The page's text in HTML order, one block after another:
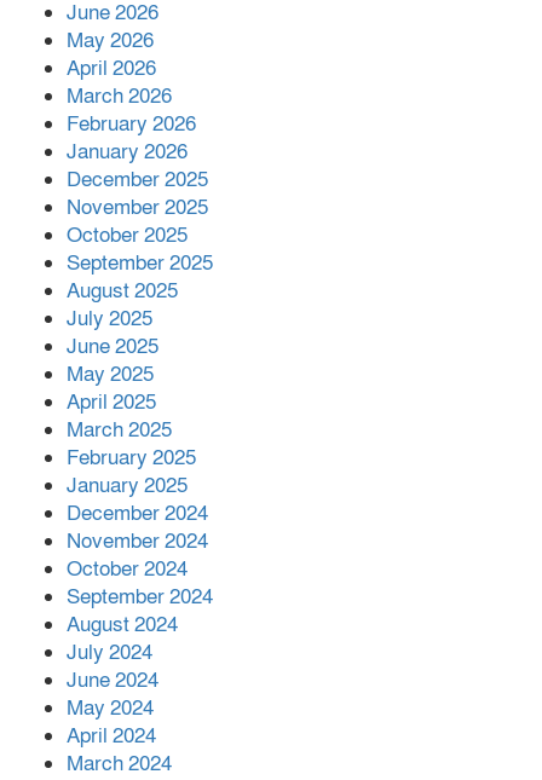
বোরহানউদ্দিনে জমি নিয়ে বিরোধের জেরে
সংঘবদ্ধ হামলার অভিযোগ,নারীসহ আ’হত ৫
June 2026
May 2026
April 2026
March 2026
February 2026
January 2026
December 2025
November 2025
October 2025
September 2025
August 2025
July 2025
June 2025
May 2025
April 2025
March 2025
February 2025
January 2025
December 2024
November 2024
October 2024
September 2024
August 2024
July 2024
June 2024
May 2024
April 2024
March 2024